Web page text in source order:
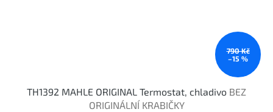
790 Kč
–15 %
TH1392 MAHLE ORIGINAL Termostat, chladivo BEZ
ORIGINÁLNÍ KRABIČKY